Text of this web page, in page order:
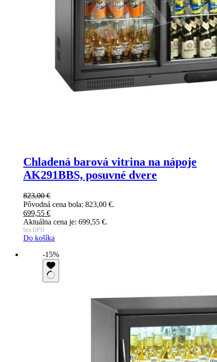
Chladená barová vitrina na nápoje
AK291BBS, posuvné dvere
823,00€
Pôvodná cena bola: 823,00 €.
699,55 €
Aktuálna cena je: 699,55 €.
bez DPH
Do košíka
-15%